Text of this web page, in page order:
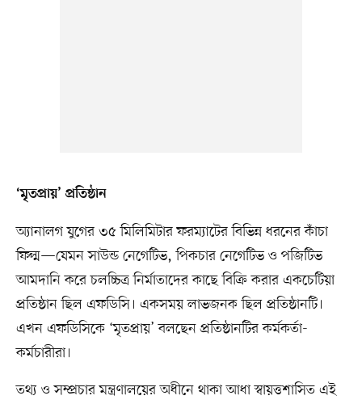
‘মৃতপ্রায়’ প্রতিষ্ঠান
অ্যানালগ যুগের ৩৫ মিলিমিটার ফরম্যাটের বিভিন্ন ধরনের কাঁচা
ফিল্ম—যেমন সাউন্ড নেগেটিভ, পিকচার নেগেটিভ ও পজিটিভ
আমদানি করে চলচ্চিত্র নির্মাতাদের কাছে বিক্রি করার একচেটিয়া
প্রতিষ্ঠান ছিল এফডিসি। একসময় লাভজনক ছিল প্রতিষ্ঠানটি।
এখন এফডিসিকে ‘মৃতপ্রায়’ বলছেন প্রতিষ্ঠানটির কর্মকর্তা-
কর্মচারীরা।
তথ্য ও সম্প্রচার মন্ত্রণালয়ের অধীনে থাকা আধা স্বায়ত্তশাসিত এই